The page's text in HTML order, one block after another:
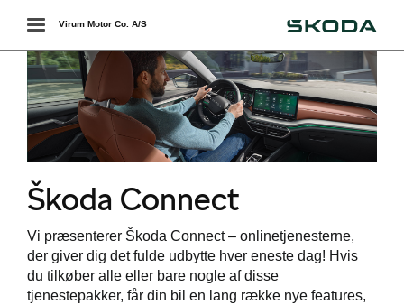
Toggle
navigation
Virum Motor Co. A/S
Škoda Connect
Vi præsenterer Škoda Connect – onlinetjenesterne,
der giver dig det fulde udbytte hver eneste dag! Hvis
du tilkøber alle eller bare nogle af disse
tjenestepakker, får din bil en lang række nye features,